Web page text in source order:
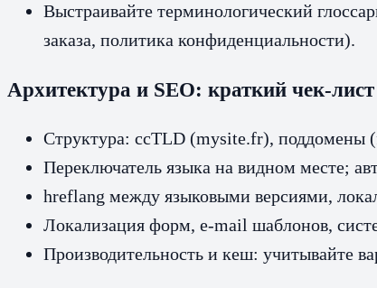
Выстраивайте терминологический
заказа, политика конфиденциальности).
Архитектура и SEO: краткий чек-лист
Структура: ccTLD (mysite.fr), поддомены
Переключатель языка на видном месте;
hreflang между языковыми версиями,
Локализация форм, e-mail шаблонов,
Производительность и кеш: учитывайте